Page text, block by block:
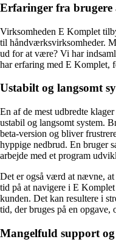
Erfaringer fra brugere
Virksomheden E Komplet
til håndværksvirksomheder.
ud for at være? Vi har
har erfaring med E Komplet,
Ustabilt og langsomt
En af de mest udbredte
ustabil og langsomt system.
beta-version og bliver
hyppige nedbrud. En bruger
arbejde med et program
Det er også værd at nævne, at
tid på at navigere i E
kunden. Det kan resultere i
tid, der bruges på en opgave,
Mangelfuld support